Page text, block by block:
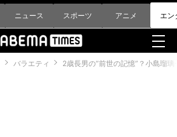
ニュース スポーツ アニメ エン
バラエティ 2歳長男の“前世の記憶”？小島瑠